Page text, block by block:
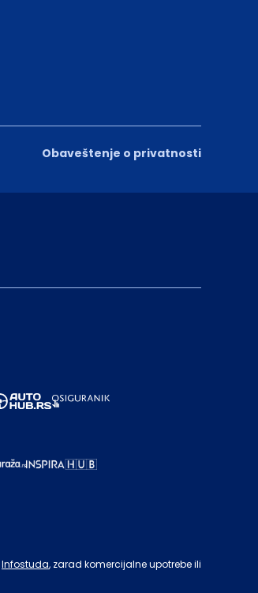
Obaveštenje o privatnosti
Infostuda, zarad komercijalne upotrebe ili